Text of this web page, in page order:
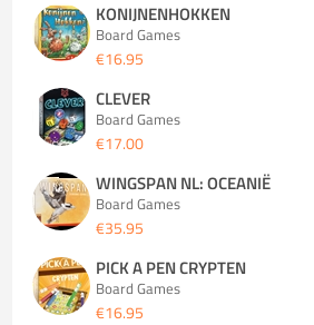
KONIJNENHOKKEN
Board Games
€16.95
CLEVER
Board Games
€17.00
WINGSPAN NL: OCEANIË
Board Games
€35.95
PICK A PEN CRYPTEN
Board Games
€16.95